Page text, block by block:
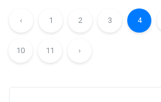
‹ 1 2 3 4
10 11 ›